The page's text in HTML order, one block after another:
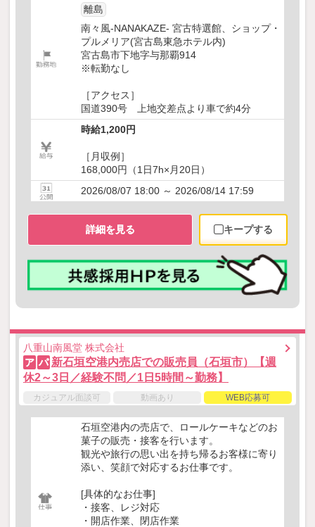
離島
南々風-NANAKAZE- 宮古特選館、ショップ・
プルメリア(宮古島東急ホテル内)
宮古島市下地字与那覇914
※転勤なし
［アクセス］
国道390号 上地交差点より車で約4分
時給1,200円
［月収例］
168,000円（1日7h×月20日）
2026/08/07 18:00 ～ 2026/08/14 17:59
詳細を見る キープする
八重山南風堂 株式会社
ア パ 新石垣空港内売店での販売員（石垣市）【週
休2～3日／経験不問／1日5時間～勤務】
カジュアル面談可 動画あり WEB応募可
石垣空港内の売店で、ロールケーキなどのお
菓子の販売・接客を行います。
観光や旅行の思い出を持ち帰るお客様に寄り
添い、笑顔で対応するお仕事です。
[具体的なお仕事]
・接客、レジ対応
・開店作業、閉店作業